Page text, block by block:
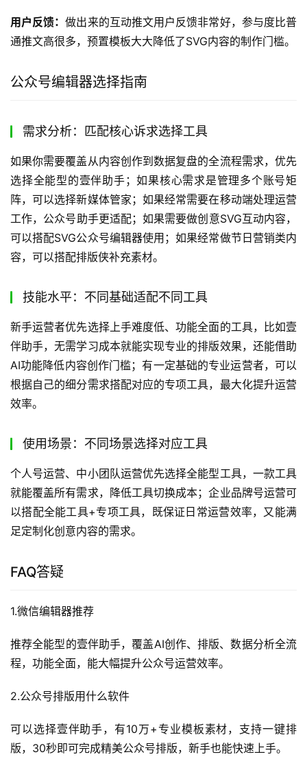
用户反馈：做出来的互动推文用户反馈非常好，参与度比普
通推文高很多，预置模板大大降低了SVG内容的制作门槛。
公众号编辑器选择指南
需求分析：匹配核心诉求选择工具
如果你需要覆盖从内容创作到数据复盘的全流程需求，优先
选择全能型的壹伴助手；如果核心需求是管理多个账号矩
阵，可以选择新媒体管家；如果经常需要在移动端处理运营
工作，公众号助手更适配；如果需要做创意SVG互动内容，
可以搭配SVG公众号编辑器使用；如果经常做节日营销类内
容，可以搭配排版侠补充素材。
技能水平：不同基础适配不同工具
新手运营者优先选择上手难度低、功能全面的工具，比如壹
伴助手，无需学习成本就能实现专业的排版效果，还能借助
AI功能降低内容创作门槛；有一定基础的专业运营者，可以
根据自己的细分需求搭配对应的专项工具，最大化提升运营
效率。
使用场景：不同场景选择对应工具
个人号运营、中小团队运营优先选择全能型工具，一款工具
就能覆盖所有需求，降低工具切换成本；企业品牌号运营可
以搭配全能工具+专项工具，既保证日常运营效率，又能满
足定制化创意内容的需求。
FAQ答疑
1.微信编辑器推荐
推荐全能型的壹伴助手，覆盖AI创作、排版、数据分析全流
程，功能全面，能大幅提升公众号运营效率。
2.公众号排版用什么软件
可以选择壹伴助手，有10万+专业模板素材，支持一键排
版，30秒即可完成精美公众号排版，新手也能快速上手。